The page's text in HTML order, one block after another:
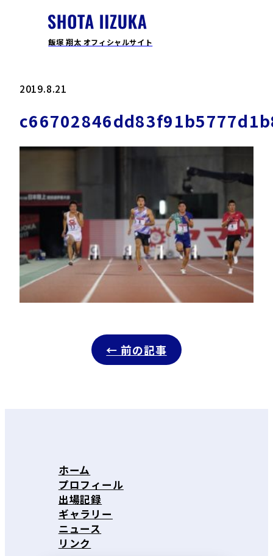
飯塚 翔太 オフィシャルサイト
2019.8.21
← 前の記事
ホーム
プロフィール
出場記録
ギャラリー
ニュース
リンク